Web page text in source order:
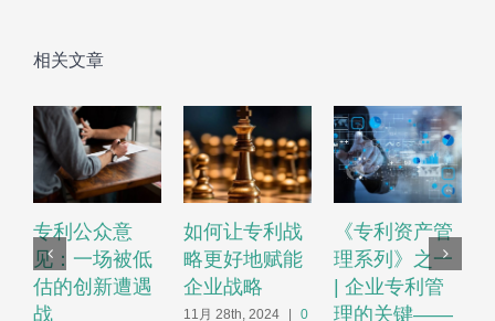
相关文章
专利公众意
见：一场被低
估的创新遭遇
战
如何让专利战
略更好地赋能
企业战略
11月 28th, 2024
0
《专利资产管
理系列》之一
| 企业专利管
理的关键——